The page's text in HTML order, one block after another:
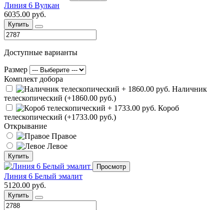
Линия 6 Вулкан
6035.00 руб.
Купить
Доступные варианты
Размер
Комплект добора
Наличник
телескопический (+1860.00 руб.)
Короб
телескопический (+1733.00 руб.)
Открывание
Правое
Левое
Купить
Просмотр
Линия 6 Белый эмалит
5120.00 руб.
Купить